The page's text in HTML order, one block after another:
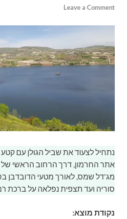
Leave a Comment
אתר החרמון, דרך הרחוב הראשי של
מג'דל שמס, לאורך מטעי הדובדבן
סוריה ועד תצפית נפלאה על ברכת
נקודת מוצא: